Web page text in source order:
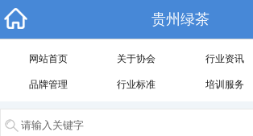
贵州绿茶
网站首页 关于协会 行业资讯
品牌管理 行业标准 培训服务